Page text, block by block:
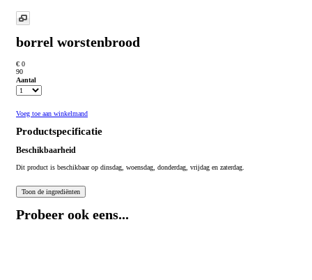
borrel worstenbrood
€ 0
90
Aantal
Voeg toe aan winkelmand
Productspecificatie
Beschikbaarheid
Dit product is beschikbaar op dinsdag, woensdag, donderdag, vrijdag en zaterdag.
Probeer ook eens...